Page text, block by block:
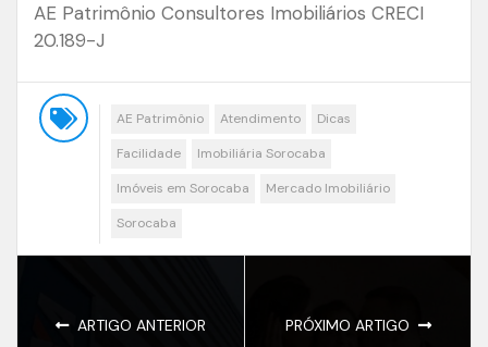
AE Patrimônio Consultores Imobiliários CRECI
20.189-J
AE Patrimônio Atendimento
Dicas
Facilidade
Imobiliária Sorocaba
Imóveis em Sorocaba
Mercado Imobiliário
Sorocaba
ARTIGO ANTERIOR PRÓXIMO ARTIGO